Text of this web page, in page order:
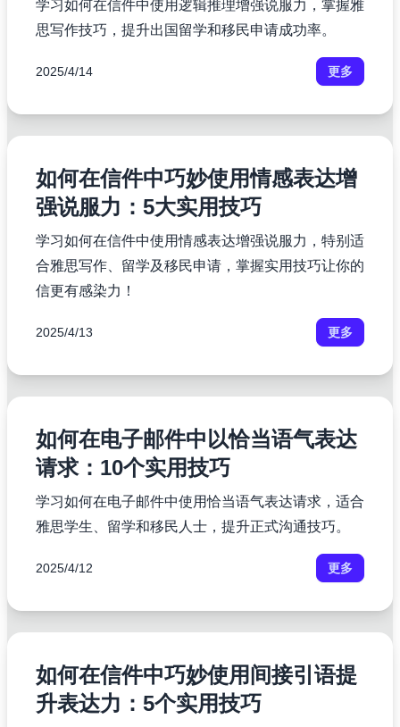
学习如何在信件中使用逻辑推理增强说服力，掌握雅
思写作技巧，提升出国留学和移民申请成功率。
2025/4/14 更多
如何在信件中巧妙使用情感表达增
强说服力：5大实用技巧
学习如何在信件中使用情感表达增强说服力，特别适
合雅思写作、留学及移民申请，掌握实用技巧让你的
信更有感染力！
2025/4/13 更多
如何在电子邮件中以恰当语气表达
请求：10个实用技巧
学习如何在电子邮件中使用恰当语气表达请求，适合
雅思学生、留学和移民人士，提升正式沟通技巧。
2025/4/12 更多
如何在信件中巧妙使用间接引语提
升表达力：5个实用技巧